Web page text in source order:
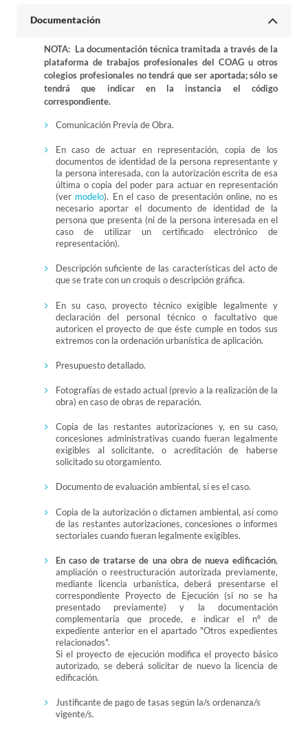
Documentación
NOTA: La documentación técnica tramitada a través de la
plataforma de trabajos profesionales del COAG u otros
colegios profesionales no tendrá que ser aportada; sólo se
tendrá que indicar en la instancia el código
correspondiente.
Comunicación Previa de Obra.
En caso de actuar en representación, copia de los
documentos de identidad de la persona representante y
la persona interesada, con la autorización escrita de esa
última o copia del poder para actuar en representación
(ver modelo). En el caso de presentación online, no es
necesario aportar el documento de identidad de la
persona que presenta (ni de la persona interesada en el
caso de utilizar un certificado electrónico de
representación).
Descripción suficiente de las características del acto de
que se trate con un croquis o descripción gráfica.
En su caso, proyecto técnico exigible legalmente y
declaración del personal técnico o facultativo que
autoricen el proyecto de que éste cumple en todos sus
extremos con la ordenación urbanística de aplicación.
Presupuesto detallado.
Fotografías de estado actual (previo a la realización de la
obra) en caso de obras de reparación.
Copia de las restantes autorizaciones y, en su caso,
concesiones administrativas cuando fueran legalmente
exigibles al solicitante, o acreditación de haberse
solicitado su otorgamiento.
Documento de evaluación ambiental, si es el caso.
Copia de la autorización o dictamen ambiental, así como
de las restantes autorizaciones, concesiones o informes
sectoriales cuando fueran legalmente exigibles.
En caso de tratarse de una obra de nueva edificación,
ampliación o reestructuración autorizada previamente,
mediante licencia urbanística, deberá presentarse el
correspondiente Proyecto de Ejecución (si no se ha
presentado previamente) y la documentación
complementaria que procede, e indicar el nº de
expediente anterior en el apartado "Otros expedientes
relacionados".
Si el proyecto de ejecución modifica el proyecto básico
autorizado, se deberá solicitar de nuevo la licencia de
edificación.
Justificante de pago de tasas según la/s ordenanza/s
vigente/s.